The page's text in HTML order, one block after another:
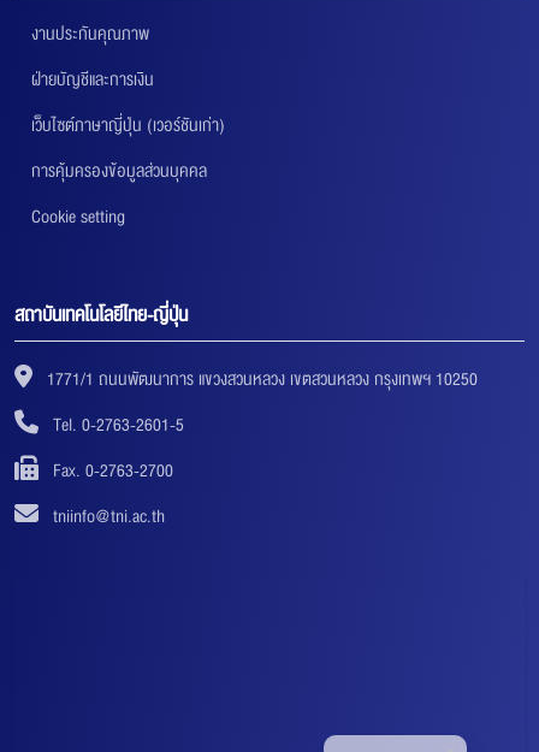
งานประกันคุณภาพ
ฝ่ายบัญชีและการเงิน
เว็บไซต์ภาษาญี่ปุ่น (เวอร์ชันเก่า)
การคุ้มครองข้อมูลส่วนบุคคล
Cookie setting
สถาบันเทคโนโลยีไทย-ญี่ปุ่น
1771/1 ถนนพัฒนาการ แขวงสวนหลวง เขตสวนหลวง กรุงเทพฯ 10250
Tel. 0-2763-2601-5
Fax. 0-2763-2700
tniinfo@tni.ac.th